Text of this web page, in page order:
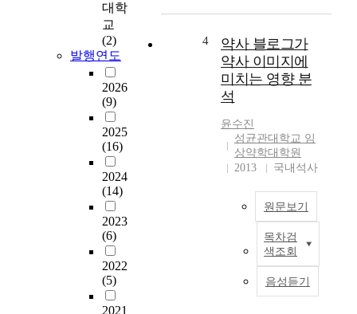
대학
교
(2)
발행연도
2026
(9)
2025
(16)
2024
(14)
2023
(6)
2022
(5)
2021
4
약사 블로그가
약사 이미지에
미치는 영향 분
석
윤수진
성균관대학교 임
상약학대학원
2013
국내석사
원문보기
목차검
색조회
음성듣기